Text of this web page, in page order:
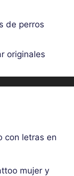
de perros
originales
con letras en
mujer y